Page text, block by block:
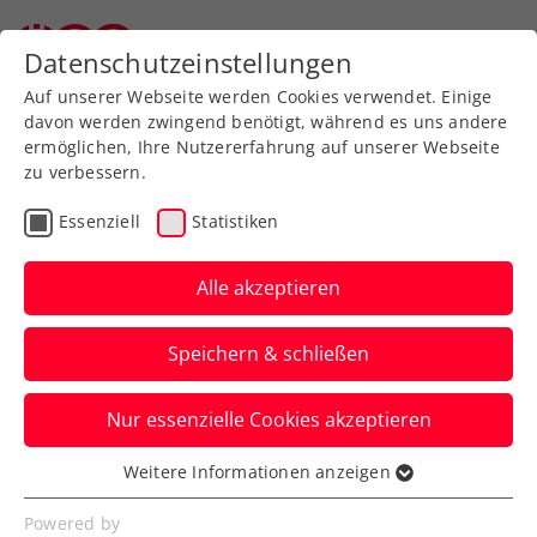
Zurück zur Newsübersicht
Inklusion
Magic Moments in the
City presented by Erste
Bank
Am 17. Oktober lautet das Motto: Tennis
am Wiener Rathausplatz für alle!
Verfasst von: Presseaussendung / Redaktion, 27.09.2024
Datenschutzeinstellungen
Auf unserer Webseite werden Cookies verwendet. Einige
davon werden zwingend benötigt, während es uns andere
ermöglichen, Ihre Nutzererfahrung auf unserer Webseite
zu verbessern.
Essenziell Statistiken
Alle akzeptieren
Speichern & schließen
Nur essenzielle Cookies akzeptieren
Essenziell
Essenzielle Cookies werden für grundlegende
Weitere Informationen anzeigen
Powered by